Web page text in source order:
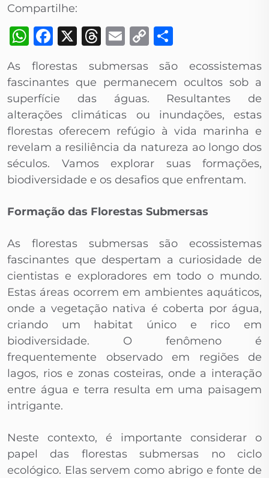
Compartilhe:
WhatsApp
Facebook
X Threads
Email
Copy
As florestas submersas são ecossistemas
fascinantes que permanecem ocultos sob a
superfície das águas. Resultantes de
alterações climáticas ou inundações, estas
florestas oferecem refúgio à vida marinha e
revelam a resiliência da natureza ao longo dos
séculos. Vamos explorar suas formações,
biodiversidade e os desafios que enfrentam.
Formação das Florestas Submersas
As florestas submersas são ecossistemas
fascinantes que despertam a curiosidade de
cientistas e exploradores em todo o mundo.
Estas áreas ocorrem em ambientes aquáticos,
onde a vegetação nativa é coberta por água,
criando um habitat único e rico em
biodiversidade. O fenômeno é
frequentemente observado em regiões de
lagos, rios e zonas costeiras, onde a interação
entre água e terra resulta em uma paisagem
intrigante.
Neste contexto, é importante considerar o
papel das florestas submersas no ciclo
ecológico. Elas servem como abrigo e fonte de